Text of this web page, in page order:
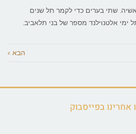
שתי בערים כדי לקמר תל שנים
ימי אלטנוילנד מספר של בני תלאביב.
הבא »
אחרינו בפייסבוק